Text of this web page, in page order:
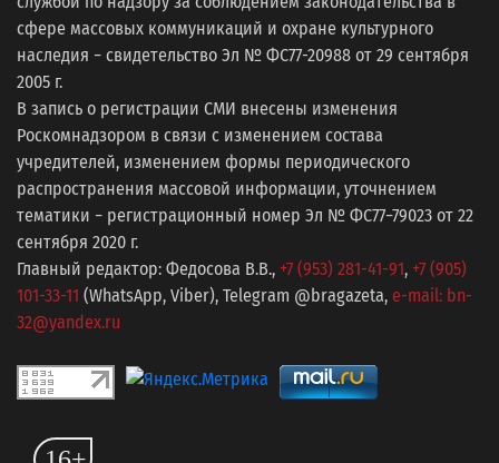
сфере массовых коммуникаций и охране культурного
наследия − свидетельство Эл № ФС77-20988 от 29 сентября
2005 г.
В запись о регистрации СМИ внесены изменения
Роскомнадзором в связи с изменением состава
учредителей, изменением формы периодического
распространения массовой информации, уточнением
тематики − регистрационный номер Эл № ФС77−79023 от 22
сентября 2020 г.
Главный редактор: Федосова В.В., +7 (953) 281-41-91, +7 (905)
101-33-11 (WhatsApp, Viber), Telegram @bragazeta, e-mail: bn-
32@yandex.ru